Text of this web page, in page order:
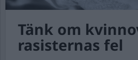
Tänk om
rasisternas fel